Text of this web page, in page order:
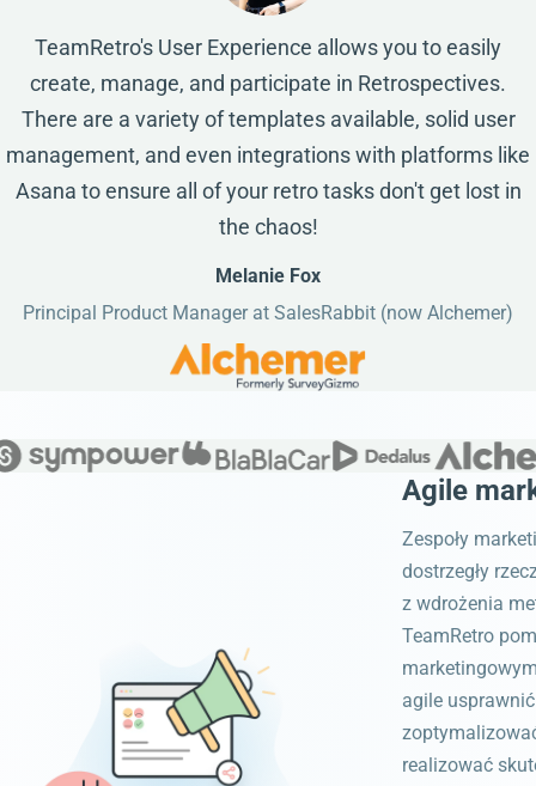
TeamRetro's User Experience allows you to easily
create, manage, and participate in Retrospectives.
There are a variety of templates available, solid user
management, and even integrations with platforms like
Asana to ensure all of your retro tasks don't get lost in
the chaos!
Melanie Fox
Principal Product Manager at SalesRabbit (now Alchemer)
Agile
Zespoły
dostrzegły
z wdrożenia
TeamRetro
agile
realizować